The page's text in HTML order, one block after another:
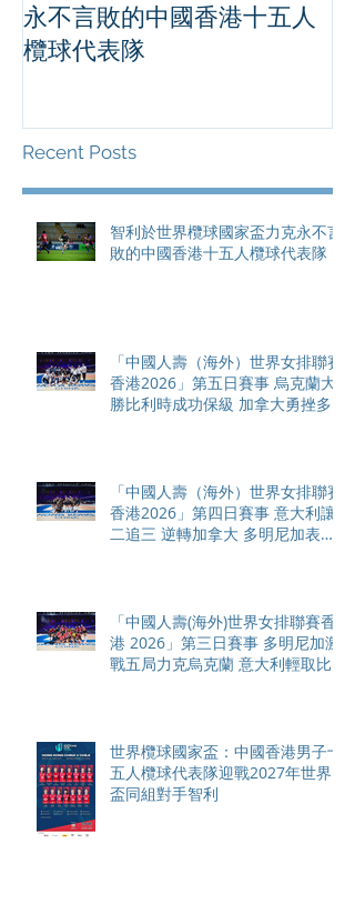
永不言敗的中國香港十五人
欖球代表隊
Recent Posts
智利於世界欖球國家盃力克永不言
敗的中國香港十五人欖球代表隊
「中國人壽（海外）世界女排聯賽
香港2026」第五日賽事 烏克蘭大
勝比利時成功保級 加拿大勇挫多
「中國人壽（海外）世界女排聯賽
香港2026」第四日賽事 意大利讓
二追三 逆轉加拿大 多明尼加表現
「中國人壽(海外)世界女排聯賽香
港 2026」第三日賽事 多明尼加激
戰五局力克烏克蘭 意大利輕取比
世界欖球國家盃：中國香港男子十
五人欖球代表隊迎戰2027年世界
盃同組對手智利